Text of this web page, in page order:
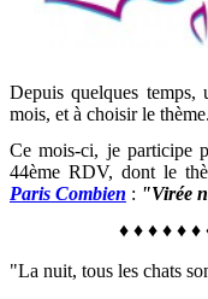
Depuis quelques
mois, et à choisir le thème.
Ce mois-ci, je participe
44ème RDV, dont le
Paris Combien : "Virée
♦ ♦ ♦ ♦ ♦ ♦
"La nuit, tous les chats